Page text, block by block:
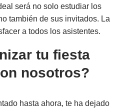
será no solo estudiar los
también de sus invitados. La
a todos los asistentes.
tu fiesta
nosotros?
hasta ahora, te ha dejado